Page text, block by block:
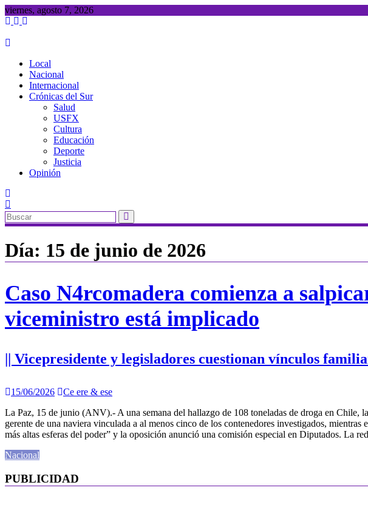
Saltar
al
viernes, agosto 7, 2026
Local
Nacional
Internacional
Crónicas del Sur
Salud
USFX
Cultura
Educación
Deporte
Justicia
Opinión
Día: 15 de junio de 2026
Caso N4rcomadera comienza a
viceministro está implicado
|| Vicepresidente y legisladores cuestionan vínculos
15/06/2026
Ce ere & ese
La Paz, 15 de junio (ANV).- A una semana del hallazgo de 108 toneladas de droga en
gerente de una naviera vinculada a al menos cinco de los contenedores investigados,
más altas esferas del poder” y la oposición anunció una comisión especial en Diputados. La
Nacional
PUBLICIDAD